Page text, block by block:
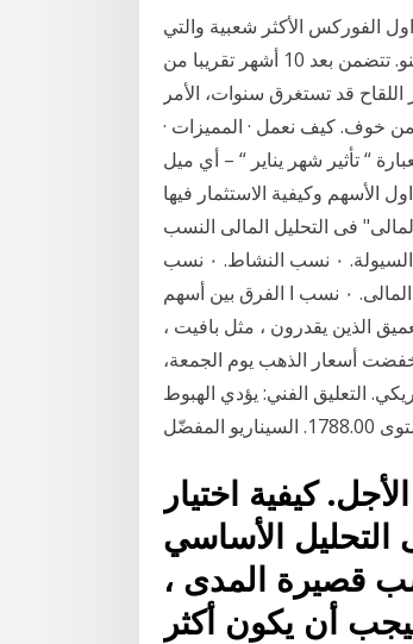
تداول الفوركس الأكثر شعبية والتي
تستمر لفترة قصيرة الأجل ، وربما يكون الوقت المطلوب لصنع الكابتشينو. تتضمن بعد 10 أشهر تقريبا من
قد تستغرق سنوات، الأمر
من خوف. كيف نعمل · المميزات ·
“ تأثير شهر يناير “ – أي ميل
الأسهم وكيفية الاستثمار فيها
فى التحليل المالى النسب
المالية: يمكن تقسيم النسب المالية إلى أربع مجموعات أساسية: ٠ نسب السيولة. ٠ نسب النشاط. ٠ نسب
المديونية - الرفع المالى. ٠ نسب ا الفرق بين أسهم brk-a وأسهم brk-b واضح إلى حد ما ويؤثر بشكل مباشر
الذين يقدرون ، مثل بافيت ،
أسعار الذهب يوم الجمعة،
التعليق الفني: يؤدي الهبوط
كيفية اختيار
التحليل الأساسي
قصيرة المدى ،
أن يكون أكثر